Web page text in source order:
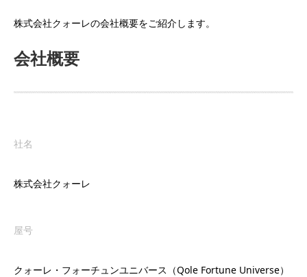
株式会社クォーレの会社概要をご紹介します。
会社概要
社名
株式会社クォーレ
屋号
クォーレ・フォーチュンユニバース（Qole Fortune Universe）